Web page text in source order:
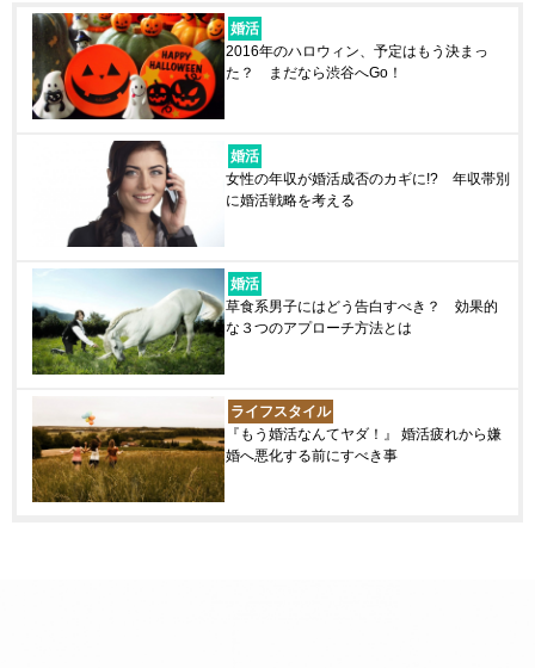
婚活
2016年のハロウィン、予定はもう決まっ
た？ まだなら渋谷へGo！
婚活
女性の年収が婚活成否のカギに!? 年収帯別
に婚活戦略を考える
婚活
草食系男子にはどう告白すべき？ 効果的
な３つのアプローチ方法とは
ライフスタイル
『もう婚活なんてヤダ！』 婚活疲れから嫌
婚へ悪化する前にすべき事